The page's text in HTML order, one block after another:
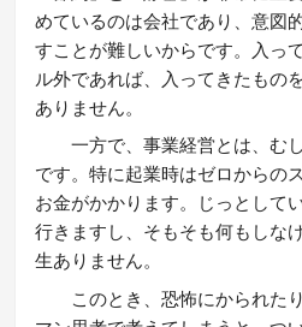
めているのは会社であり、意図
すことが難しいからです。入っ
ル外であれば、入ってきたもの
ありません。
一方で、事業経営とは、む
です。特に起業時はゼロからの
お金がかかります。じっとして
行きますし、そもそも何もしな
生ありません。
このとき、恐怖にかられた